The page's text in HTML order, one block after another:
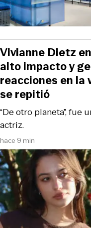
hace 9 min
“De otro planeta”, fue
actriz.
Vivianne Dietz
alto impacto y
reacciones en la
se repitió